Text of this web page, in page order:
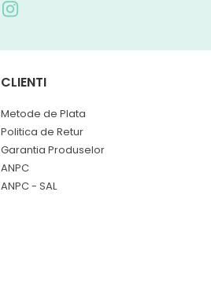
CLIENTI
Metode de Plata
Politica de Retur
Garantia Produselor
ANPC
ANPC - SAL